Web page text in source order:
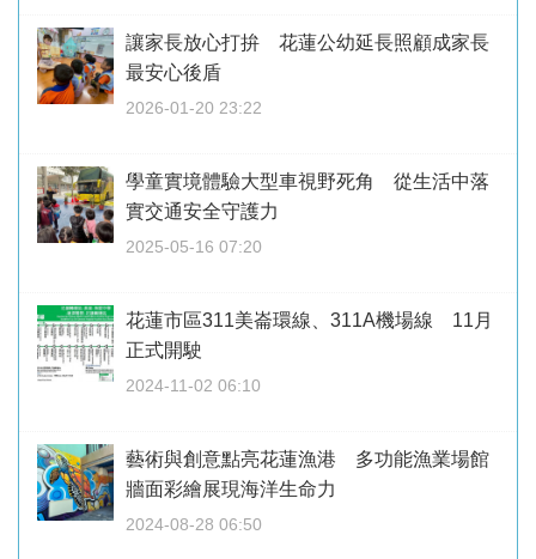
讓家長放心打拚 花蓮公幼延長照顧成家長
最安心後盾
2026-01-20 23:22
學童實境體驗大型車視野死角 從生活中落
實交通安全守護力
2025-05-16 07:20
花蓮市區311美崙環線、311A機場線 11月
正式開駛
2024-11-02 06:10
藝術與創意點亮花蓮漁港 多功能漁業場館
牆面彩繪展現海洋生命力
2024-08-28 06:50